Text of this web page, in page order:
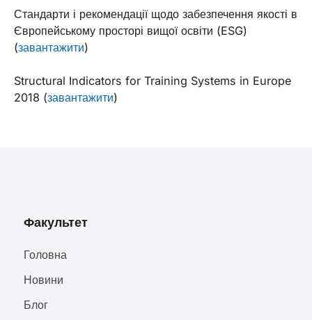
Стандарти і рекомендації щодо забезпечення якості в
Європейському просторі вищої освіти (ESG)
(завантажити)
Structural Indicators for Training Systems in Europe
2018 (завантажити)
Факультет
Головна
Новини
Блог